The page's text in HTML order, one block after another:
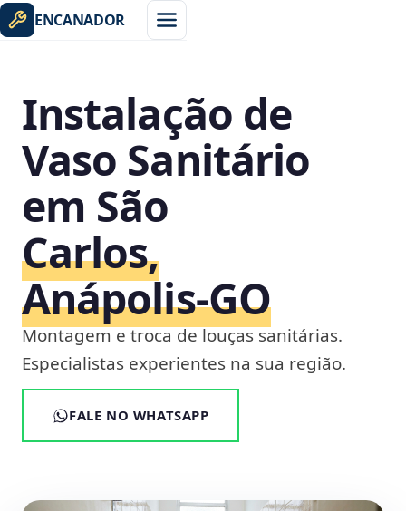
ENCANADOR
Instalação de
Vaso Sanitário
em São
Carlos,
Anápolis‑GO
Montagem e troca de louças sanitárias.
Especialistas experientes na sua região.
FALE NO WHATSAPP